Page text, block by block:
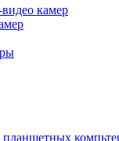
камер